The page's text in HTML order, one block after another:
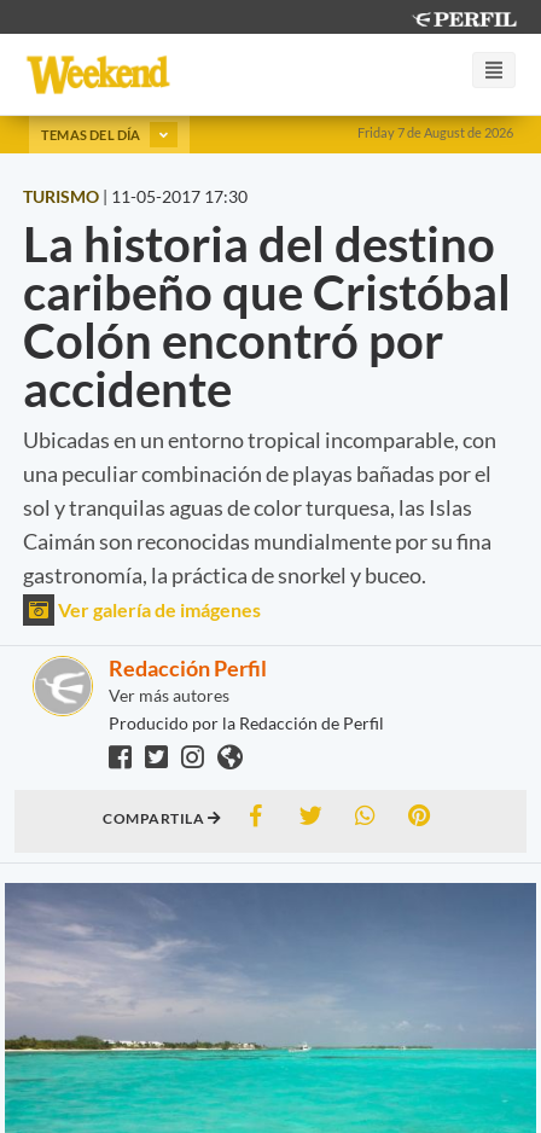
Friday 7 de August de 2026
TEMAS DEL DÍA
TURISMO | 11-05-2017 17:30
La historia del destino
caribeño que Cristóbal
Colón encontró por
accidente
Ubicadas en un entorno tropical incomparable, con
una peculiar combinación de playas bañadas por el
sol y tranquilas aguas de color turquesa, las Islas
Caimán son reconocidas mundialmente por su fina
gastronomía, la práctica de snorkel y buceo.
Ver galería de imágenes
Redacción Perfil
Ver más autores
Producido por la Redacción de Perfil
COMPARTILA